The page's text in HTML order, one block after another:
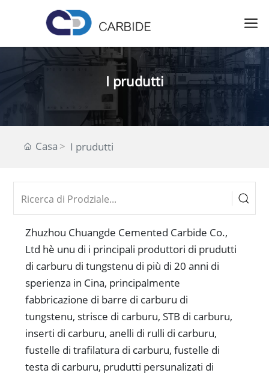
I prudutti
Casa I prudutti
Zhuzhou Chuangde Cemented Carbide Co.,
Ltd hè unu di i principali produttori di prudutti
di carburu di tungstenu di più di 20 anni di
sperienza in Cina, principalmente
fabbricazione di barre di carburu di
tungstenu, strisce di carburu, STB di carburu,
inserti di carburu, anelli di rulli di carburu,
fustelle di trafilatura di carburu, fustelle di
testa di carburu, prudutti persunalizati di